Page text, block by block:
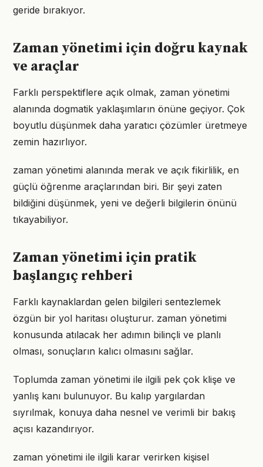
geride bırakıyor.
Zaman yönetimi için doğru kaynak
ve araçlar
Farklı perspektiflere açık olmak, zaman yönetimi
alanında dogmatik yaklaşımların önüne geçiyor. Çok
boyutlu düşünmek daha yaratıcı çözümler üretmeye
zemin hazırlıyor.
zaman yönetimi alanında merak ve açık fikirlilik, en
güçlü öğrenme araçlarından biri. Bir şeyi zaten
bildiğini düşünmek, yeni ve değerli bilgilerin önünü
tıkayabiliyor.
Zaman yönetimi için pratik
başlangıç rehberi
Farklı kaynaklardan gelen bilgileri sentezlemek
özgün bir yol haritası oluşturur. zaman yönetimi
konusunda atılacak her adımın bilinçli ve planlı
olması, sonuçların kalıcı olmasını sağlar.
Toplumda zaman yönetimi ile ilgili pek çok klişe ve
yanlış kanı bulunuyor. Bu kalıp yargılardan
sıyrılmak, konuya daha nesnel ve verimli bir bakış
açısı kazandırıyor.
zaman yönetimi ile ilgili karar verirken kişisel